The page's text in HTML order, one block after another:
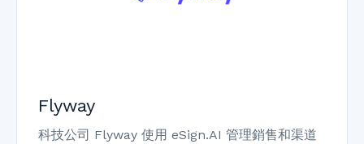
Flyway
科技公司 Flyway 使用 eSign.AI 管理銷售和渠道